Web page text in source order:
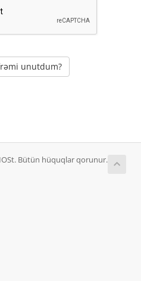
unutdum?
Bütün hüquqlar qorunur.